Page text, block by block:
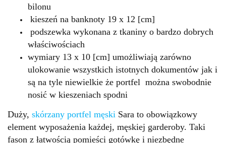
bilonu
kieszeń na banknoty 19 x 12 [cm]
podszewka wykonana z tkaniny o bardzo dobrych
właściwościach
wymiary 13 x 10 [cm] umożliwiają zarówno
ulokowanie wszystkich istotnych dokumentów jak i
są na tyle niewielkie że portfel można swobodnie
nosić w kieszeniach spodni
Duży, skórzany portfel męski Sara to obowiązkowy
element wyposażenia każdej, męskiej garderoby. Taki
fason z łatwością pomieści gotówkę i niezbędne